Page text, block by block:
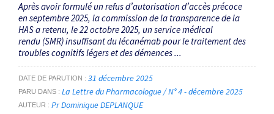
Après avoir formulé un refus d’autorisation d’accès précoce
en septembre 2025, la commission de la transparence de la
HAS a retenu, le 22 octobre 2025, un service médical
rendu (SMR) insuffisant du lécanémab pour le traitement des
troubles cognitifs légers et des démences ...
DATE DE PARUTION 31 décembre 2025
PARU DANS La Lettre du Pharmacologue / N° 4 - décembre 2025
AUTEUR Pr Dominique DEPLANQUE